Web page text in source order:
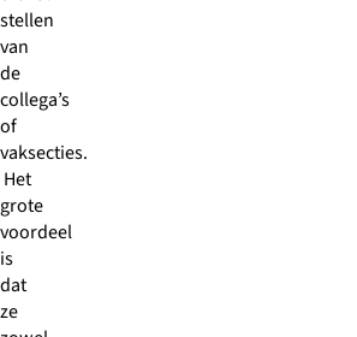
stellen
van
de
collega’s
of
vaksecties.
Het
grote
voordeel
is
dat
ze